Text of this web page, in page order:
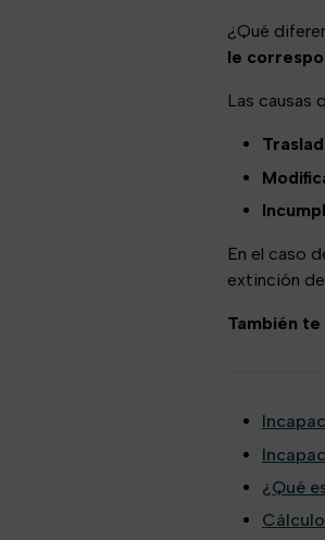
¿Qué
le
Las causas
En el caso
extinción
También
¿Qué